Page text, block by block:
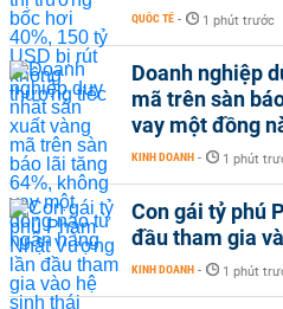
QUỐC TẾ - 1 phút trước
Doanh nghiệp
mã trên sàn
vay một đồng
KINH DOANH - 1 phút
Con gái tỷ phú
đầu tham gia
KINH DOANH - 1 phút